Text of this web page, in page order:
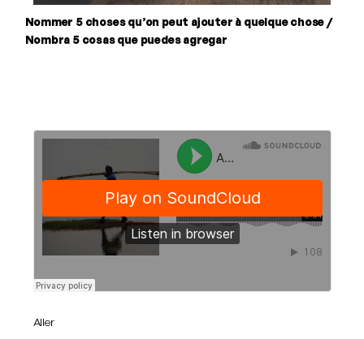
Nommer 5 choses qu’on peut ajouter à quelque chose /
Nombra 5 cosas que puedes agregar
Aller